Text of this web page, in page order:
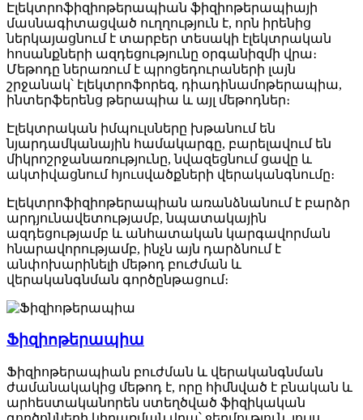
Էլեկտրոֆիզիոթերապիան ֆիզիոթերապիայի
մասնագիտացված ուղղություն է, որն իրենից
ներկայացնում է տարբեր տեսակի էլեկտրական
հոսանքների ազդեցությունը օրգանիզմի վրա։
Մեթոդը ներառում է պրոցեդուրաների լայն
շրջանակ՝ էլեկտրոֆորեզ, դիադինամոթերապիա,
ինտերֆերենց թերապիա և այլ մեթոդներ։
Էլեկտրական իմպուլսները խթանում են
նյարդամկանային համակարգը, բարելավում են
միկրոշրջանառությունը, նվազեցնում ցավը և
ակտիվացնում հյուսվածքների վերականգնումը։
Էլեկտրոֆիզիոթերապիան առանձնանում է բարձր
արդյունավետությամբ, նպատակային
ազդեցությամբ և անհատական կարգավորման
հնարավորությամբ, ինչն այն դարձնում է
անփոխարինելի մեթոդ բուժման և
վերականգնման գործընթացում։
Ֆիզիոթերապիա
Ֆիզիոթերապիան բուժման և վերականգնման
ժամանակակից մեթոդ է, որը հիմնված է բնական և
արհեստականորեն ստեղծված ֆիզիկական